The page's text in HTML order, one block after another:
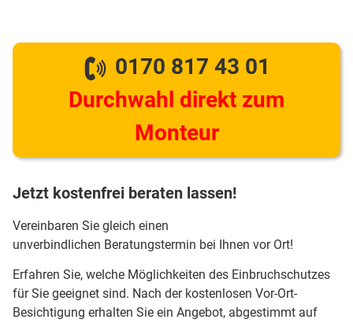
0170 817 43 01
Durchwahl direkt zum
Monteur
Jetzt kostenfrei beraten lassen!
Vereinbaren Sie gleich einen
unverbindlichen Beratungstermin bei Ihnen vor Ort!
Erfahren Sie, welche Möglichkeiten des Einbruchschutzes
für Sie geeignet sind. Nach der kostenlosen Vor-Ort-
Besichtigung erhalten Sie ein Angebot, abgestimmt auf